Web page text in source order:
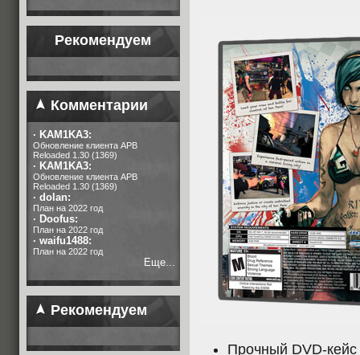
Рекомендуем
Комментарии
· KAM1KA3:
Обновление клиента APB
Reloaded 1.30 (1369)
· KAM1KA3:
Обновление клиента APB
Reloaded 1.30 (1369)
· dolan:
План на 2022 год
· Doofus:
План на 2022 год
· waifu1488:
План на 2022 год
Еще...
Рекомендуем
Прочный DVD-